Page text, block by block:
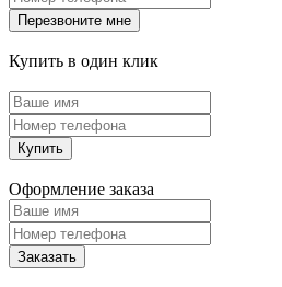
Перезвоните мне
Купить в один клик
Купить
Оформление заказа
Заказать